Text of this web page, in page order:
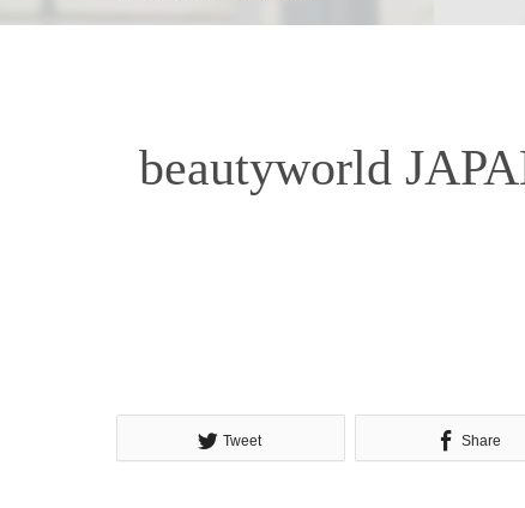
beautyworld
Tweet Share